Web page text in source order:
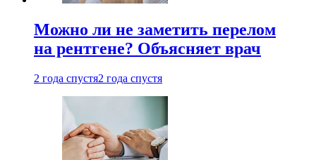
Можно ли не заметить перелом
на рентгене? Объясняет врач
2 года спустя2 года спустя